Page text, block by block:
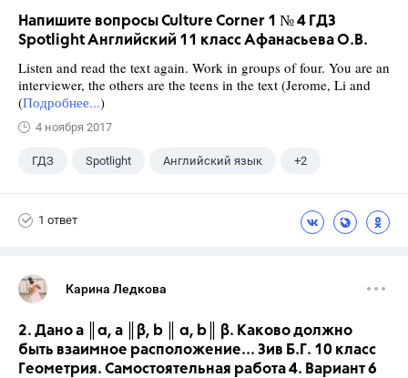
Напишите вопросы Culture Corner 1 № 4 ГДЗ
Spotlight Английский 11 класс Афанасьева О.В.
Listen and read the text again. Work in groups of four. You are an
interviewer, the others are the teens in the text (Jerome, Li and
(Подробнее...)
4 ноября 2017
ГДЗ Spotlight Английский язык +2
1 ответ
Карина Ледкова
2. Дано а ║α, а ║β, b ║ α, b║ β. Каково должно
быть взаимное расположение... Зив Б.Г. 10 класс
Геометрия. Самостоятельная работа 4. Вариант 6